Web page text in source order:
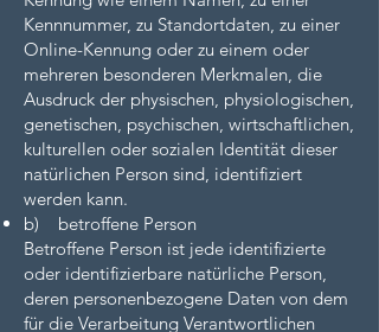
Kennnummer, zu Standortdaten, zu einer
Online-Kennung oder zu einem oder
mehreren besonderen Merkmalen, die
Ausdruck der physischen, physiologischen,
genetischen, psychischen, wirtschaftlichen,
kulturellen oder sozialen Identität dieser
natürlichen Person sind, identifiziert
werden kann.
b) betroffene Person
Betroffene Person ist jede identifizierte
oder identifizierbare natürliche Person,
deren personenbezogene Daten von dem
für die Verarbeitung Verantwortlichen